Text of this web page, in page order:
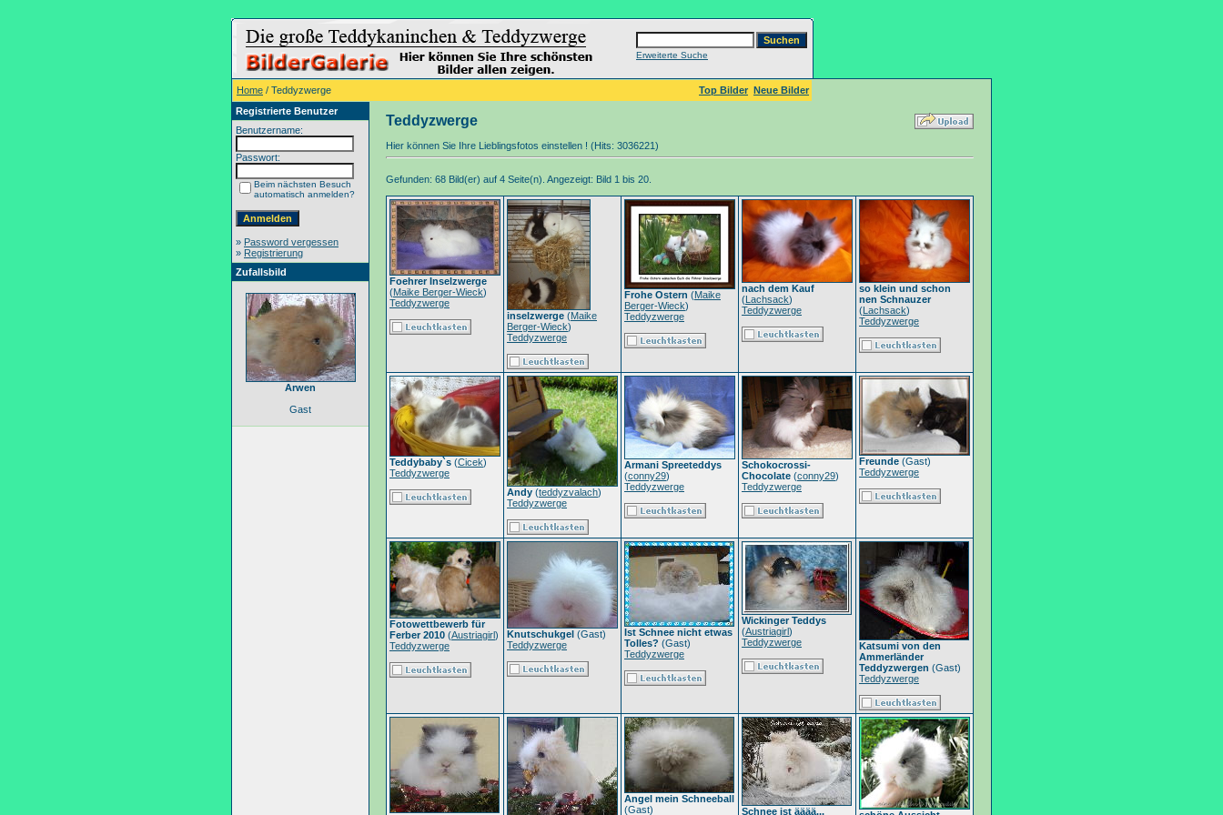
Erweiterte Suche
Home / Teddyzwerge Top Bilder Neue Bilder
Registrierte Benutzer
Benutzername:
Passwort:
Beim nächsten Besuch
automatisch anmelden?
» Password vergessen
» Registrierung
Zufallsbild
Arwen
Gast
Teddyzwerge
Hier können Sie Ihre Lieblingsfotos einstellen ! (Hits: 3036221)
Gefunden: 68 Bild(er) auf 4 Seite(n). Angezeigt: Bild 1 bis 20.
Foehrer Inselzwerge
(Maike Berger-Wieck)
Teddyzwerge
inselzwerge (Maike
Berger-Wieck)
Teddyzwerge
Frohe Ostern (Maike
Berger-Wieck)
Teddyzwerge
nach dem Kauf
(Lachsack)
Teddyzwerge
so klein und schon
nen Schnauzer
(Lachsack)
Teddyzwerge
Teddybaby`s (Cicek)
Teddyzwerge
Andy (teddyzvalach)
Teddyzwerge
Armani Spreeteddys
(conny29)
Teddyzwerge
Schokocrossi-
Chocolate (conny29)
Teddyzwerge
Freunde (Gast)
Teddyzwerge
Fotowettbewerb für
Ferber 2010 (Austriagirl)
Teddyzwerge
Knutschukgel (Gast)
Teddyzwerge
Ist Schnee nicht etwas
Tolles? (Gast)
Teddyzwerge
Wickinger Teddys
(Austriagirl)
Teddyzwerge
Katsumi von den
Ammerländer
Teddyzwergen (Gast)
Teddyzwerge
Angel mein Schneeball
(Gast)
Schnee ist ääää...